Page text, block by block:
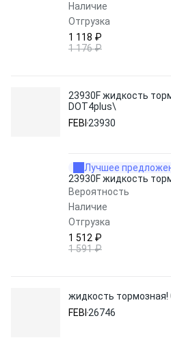
Наличие
Отгрузка
1 118 ₽
1 176 ₽
23930F жидкость
DOT4plus\
FEBI 23930
Лучшее
23930F жидкость
Вероятность
Наличие
Отгрузка
1 512 ₽
1 591 ₽
жидкость тормозная!
FEBI 26746